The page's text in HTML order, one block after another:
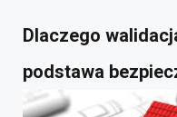
Dlaczego
podstawa